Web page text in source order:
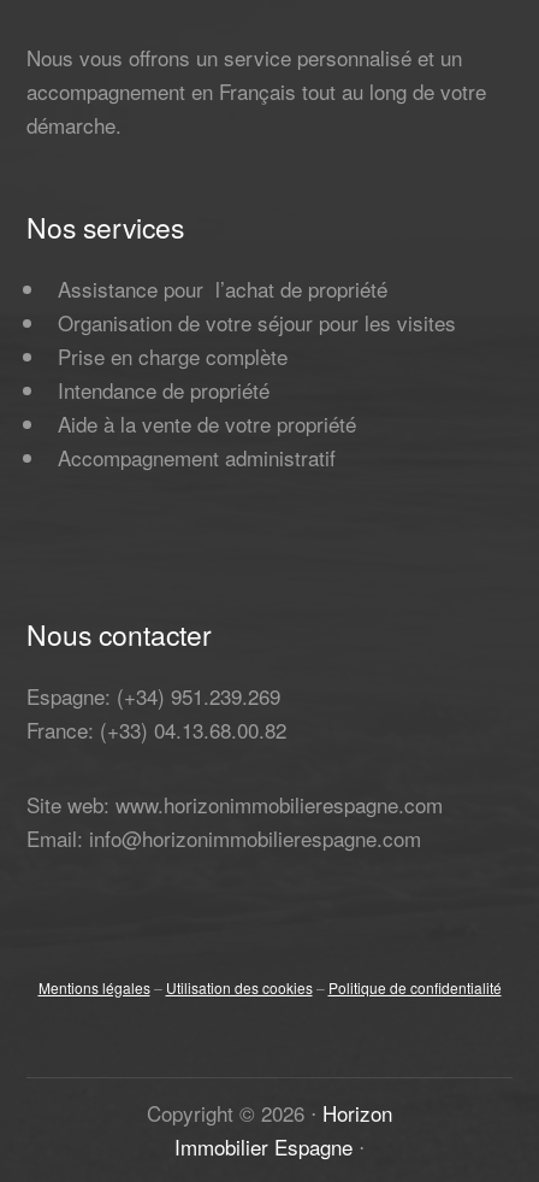
Nous vous offrons un service personnalisé et un
accompagnement en Français tout au long de votre
démarche.
Nos services
Assistance pour l’achat de propriété
Organisation de votre séjour pour les visites
Prise en charge complète
Intendance de propriété
Aide à la vente de votre propriété
Accompagnement administratif
Nous contacter
Espagne: (+34) 951.239.269
France: (+33) 04.13.68.00.82
Site web: www.horizonimmobilierespagne.com
Email: info@horizonimmobilierespagne.com
Mentions légales– Utilisation des cookies– Politique de confidentialité
Copyright © 2026 ⋅ Horizon
Immobilier Espagne ⋅